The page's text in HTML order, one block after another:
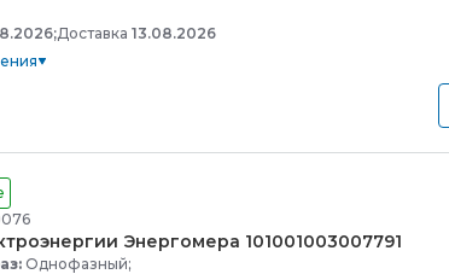
Доставка 13.08.2026
Энергомера 101001003007791
Однофазный;